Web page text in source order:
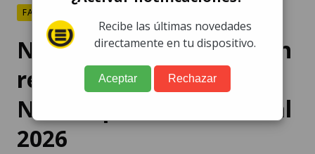
FARÁNDULA
Neymar desata locura en
redes con cosplay de
Naruto previo al Mundial
2026
Recibe las últimas novedades
directamente en tu dispositivo.
Aceptar Rechazar